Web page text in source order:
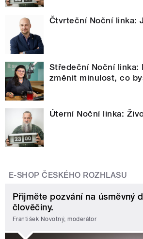
Čtvrteční Noční linka:
Středeční Noční linka:
změnit minulost, co
Úterní Noční linka:
E-SHOP ČESKÉHO ROZHLASU
Přijměte pozvání na úsměvný
člověčiny.
František Novotný, moderátor